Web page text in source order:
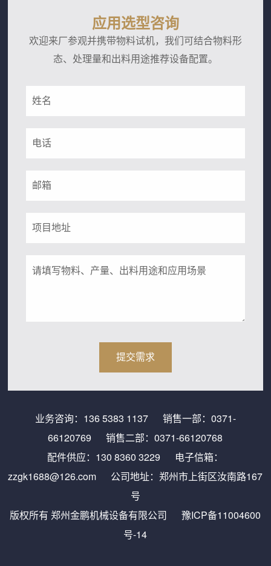
应用选型咨询
欢迎来厂参观并携带物料试机，我们可结合物料形
态、处理量和出料用途推荐设备配置。
业务咨询： 136 5383 1137销售一部： 0371-
66120769 销售二部：0371-66120768
配件供应： 130 8360 3229 电子信箱：
zzgk1688@126.com 公司地址：郑州市上街区汝南路167
号
版权所有 郑州金鹏机械设备有限公司豫ICP备11004600
号-14